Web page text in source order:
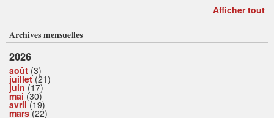
Afficher tout
Archives mensuelles
2026
août (3)
juillet(21)
juin (17)
mai (30)
avril(19)
mars(22)